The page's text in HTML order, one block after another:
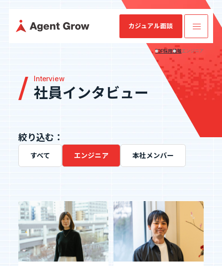
リュー
業績・財務情
カジュアル面談
TOP
事業内容
IR情報
お知らせ
TOP採用情報エンジニア
Interview
社員インタビュー
絞り込む：
すべて エンジニア 本社メンバー